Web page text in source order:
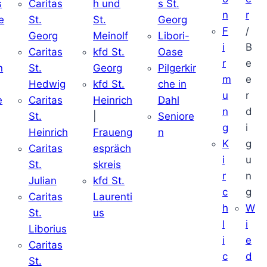
Caritas
St.
Georg
Caritas
St.
Hedwig
Caritas
St.
Heinrich
Caritas
St.
Julian
Caritas
St.
Liborius
Caritas
St.
h und
St.
Meinolf
kfd St.
Georg
kfd St.
Heinrich
Fraueng
espräch
skreis
kfd St.
Laurenti
us
s St.
Georg
Libori-
Oase
Pilgerkir
che in
Dahl
Seniore
n
n
F
i
r
m
u
n
g
K
i
r
c
h
l
i
c
r
/
B
e
e
r
d
i
g
u
n
g
W
i
e
d